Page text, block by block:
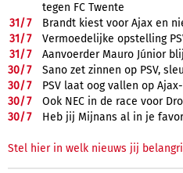
tegen FC Twente
31/7
Brandt kiest voor Ajax en
31/7
Vermoedelijke opstelling
31/7
Aanvoerder Mauro Júnior
30/7
Sano zet zinnen op PSV,
30/7
PSV laat oog vallen op
30/7
Ook NEC in de race voor
30/7 Heb jij Mijnans al in je
Stel hier in welk nieuws jij